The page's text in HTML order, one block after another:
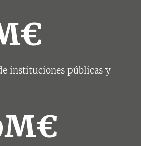
instituciones públicas y